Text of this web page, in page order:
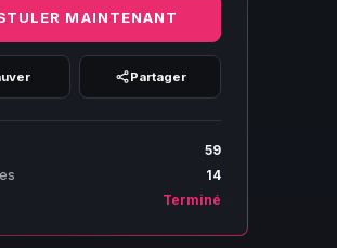
MAINTENANT
Partager
59
14
Terminé